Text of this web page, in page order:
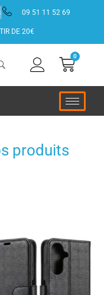
09 51 11 52 69
DE 20€
0
produits